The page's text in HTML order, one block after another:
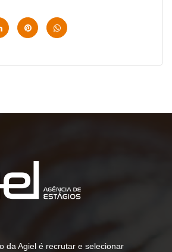
da Agiel é recrutar e selecionar